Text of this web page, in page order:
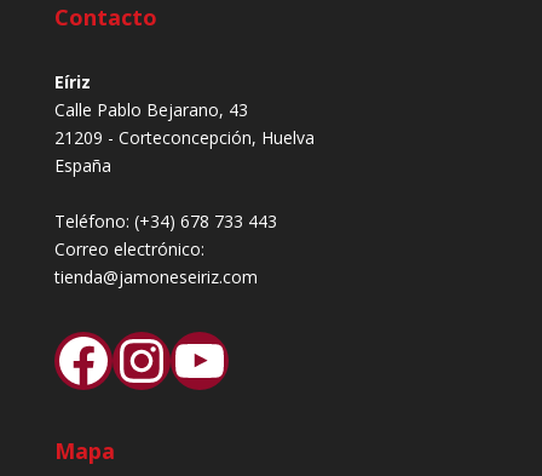
Contacto
Eíriz
Calle Pablo Bejarano, 43
21209 - Corteconcepción, Huelva
España
Teléfono: (+34) 678 733 443
Correo electrónico:
tienda@jamoneseiriz.com
Facebook
Instagram
YouTube
Mapa